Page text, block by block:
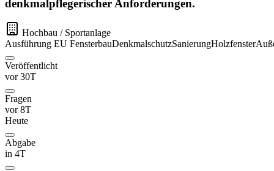
denkmalpflegerischer Anforderungen.
Hochbau / Sportanlage
Ausführung EU FensterbauDenkmalschutzSanierungHolzfenster
Veröffentlicht
vor 30T
Fragen
vor 8T
Heute
Abgabe
in 4T